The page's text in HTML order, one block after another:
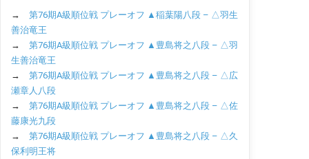
→ 第76期A級順位戦 プレーオフ ▲稲葉陽八段 – △羽生
善治竜王
→ 第76期A級順位戦 プレーオフ ▲豊島将之八段 – △羽
生善治竜王
→ 第76期A級順位戦 プレーオフ ▲豊島将之八段 – △広
瀬章人八段
→ 第76期A級順位戦 プレーオフ ▲豊島将之八段 – △佐
藤康光九段
→ 第76期A級順位戦 プレーオフ ▲豊島将之八段 – △久
保利明王将